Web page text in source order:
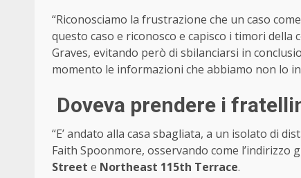
“Riconosciamo la frustrazione che un caso
questo caso e riconosco e capisco i timori della
Graves, evitando però di sbilanciarsi in
momento le informazioni che abbiamo non lo
Doveva prendere i
“E’ andato alla casa sbagliata, a un isolato di
Faith Spoonmore, osservando come
Street e Northeast 115th Terrace.